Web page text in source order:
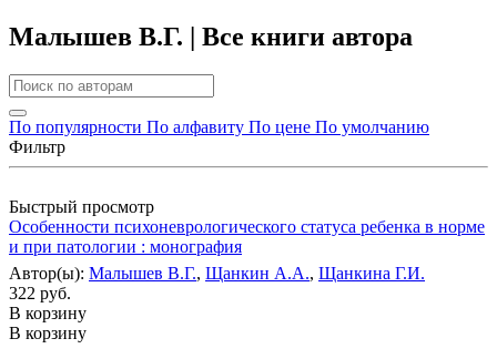
Малышев В.Г. | Все книги автора
По популярности По алфавиту По цене По умолчанию
Фильтр
Быстрый просмотр
Особенности психоневрологического статуса ребенка в норме
и при патологии : монография
Автор(ы): Малышев В.Г., Щанкин А.А., Щанкина Г.И.
322 руб.
В корзину
В корзину